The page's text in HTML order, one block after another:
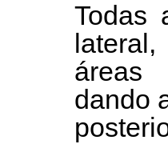
Todas
áreas
dando